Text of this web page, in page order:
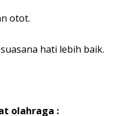
otot.
hati lebih baik.
olahraga :